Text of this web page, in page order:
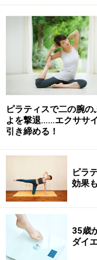
つまり、圧倒的に
腕周辺」の筋肉を
日常生活では足り
補ってあげればいい
では、この二の腕
か、簡単に見て行
メインメンバ
腕には様々な筋肉
こではメインのメ
う。
ピラティスで二の腕の
よを撃退……エクササ
引き締める！
ピラ
効果
35歳
ダイ